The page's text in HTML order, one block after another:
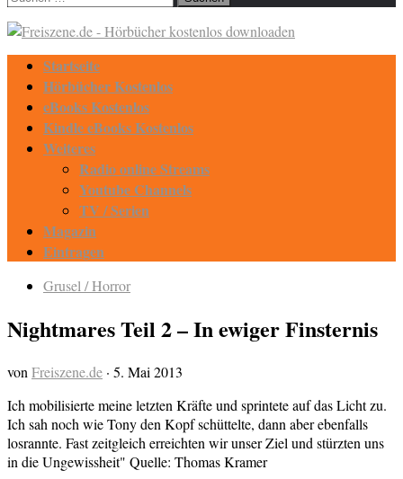
Startseite
Hörbücher Kostenlos
eBooks Kostenlos
Kindle eBooks Kostenlos
Weiteres
Radio online Streams
Youtube Channels
TV / Serien
Magazin
Eintragen
Grusel / Horror
Nightmares Teil 2 – In ewiger Finsternis
von Freiszene.de · 5. Mai 2013
Ich mobilisierte meine letzten Kräfte und sprintete auf das Licht zu.
Ich sah noch wie Tony den Kopf schüttelte, dann aber ebenfalls
losrannte. Fast zeitgleich erreichten wir unser Ziel und stürzten uns
in die Ungewissheit" Quelle: Thomas Kramer